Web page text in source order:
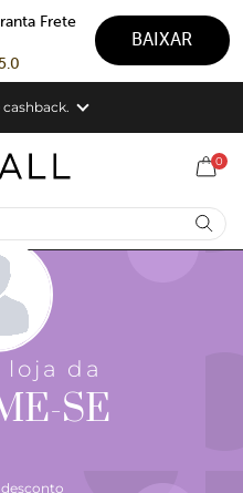
Frete
BAIXAR
cashback.
suas compras.
0
loja da
SE